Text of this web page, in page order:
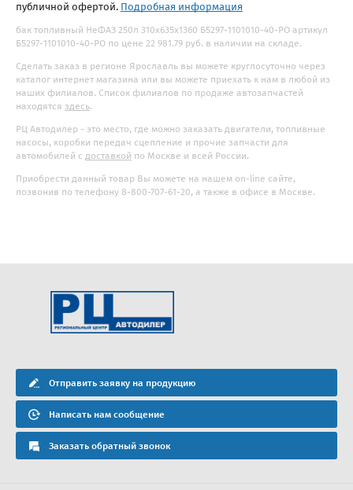
публичной офертой. Подробная информация
бак топливный НеФАЗ 250л 310х635х1360 Б5297-1101010-40-PO артикул
Б5297-1101010-40-PO по цене 22 981.79 руб. в наличии на складе.
Сделать заказ в регионе Ярославль вы можете круглосуточно через
каталог интернет магазина или вы можете приехать к нам в любой из
наших филиалов. Список филиалов по продаже автозапчастей
находятся здесь.
РЦ Автодилер - это место, где можно заказать двигатели, топливные
насосы, коробки передач сцепление и прочие запчасти для
автомобилей с доставкой по Москве и всей России.
Приобрести данный товар Вы можете на нашем on-line сайте,
позвонив по телефону 8-800-707-61-20, а также в офисе в Москве.
Отправить заявку на продукцию
Написать нам сообщение
Заказать обратный звонок